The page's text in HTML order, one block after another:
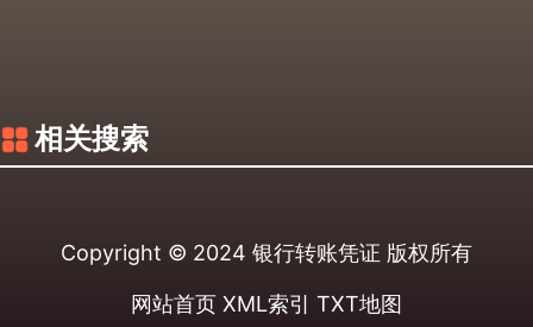
相关搜索
Copyright © 2024 银行转账凭证 版权所有
网站首页 XML索引 TXT地图